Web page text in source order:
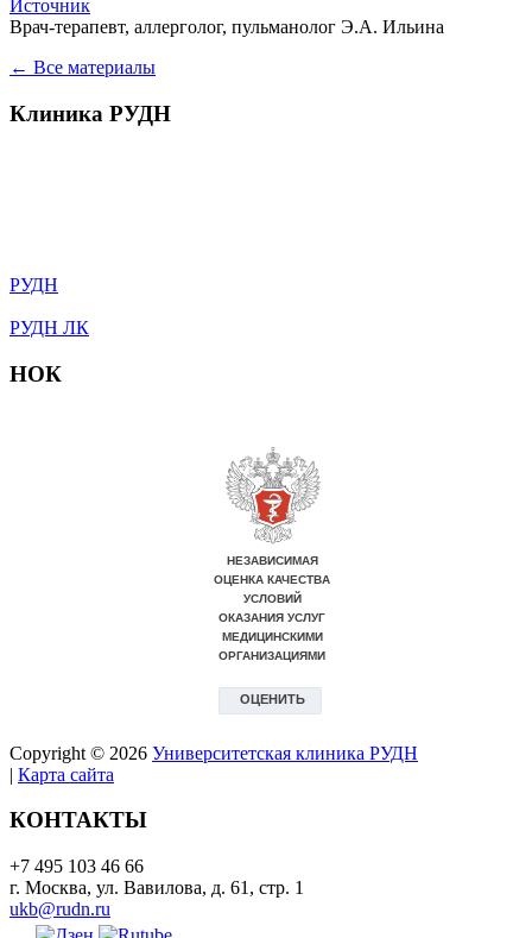
Источник
Врач-терапевт, аллерголог, пульманолог Э.А. Ильина
← Все материалы
Клиника РУДН
РУДН
РУДН ЛК
НОК
Copyright © 2026 Университетская клиника РУДН
| Карта сайта
КОНТАКТЫ
+7 495 103 46 66
г. Москва, ул. Вавилова, д. 61, стр. 1
ukb@rudn.ru